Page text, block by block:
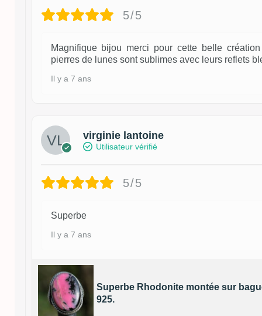
5/5
Magnifique bijou merci pour cette belle
pierres de lunes sont sublimes avec leurs reflets
Il y a 7 ans
virginie lantoine
Utilisateur vérifié
5/5
Superbe
Il y a 7 ans
Superbe Rhodonite montée sur
925.